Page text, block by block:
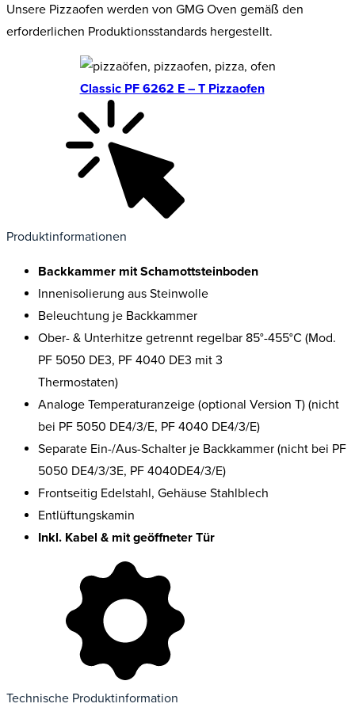
Unsere Pizzaofen werden von GMG Oven gemäß den
erforderlichen Produktionsstandards hergestellt.
Classic PF 6262 E – T Pizzaofen
Produktinformationen
Backkammer mit Schamottsteinboden
Innenisolierung aus Steinwolle
Beleuchtung je Backkammer
Ober- & Unterhitze getrennt regelbar 85°-455°C (Mod.
PF 5050 DE3, PF 4040 DE3 mit 3
Thermostaten)
Analoge Temperaturanzeige (optional Version T) (nicht
bei PF 5050 DE4/3/E, PF 4040 DE4/3/E)
Separate Ein-/Aus-Schalter je Backkammer (nicht bei PF
5050 DE4/3/3E, PF 4040DE4/3/E)
Frontseitig Edelstahl, Gehäuse Stahlblech
Entlüftungskamin
Inkl. Kabel & mit geöffneter Tür
Technische Produktinformation